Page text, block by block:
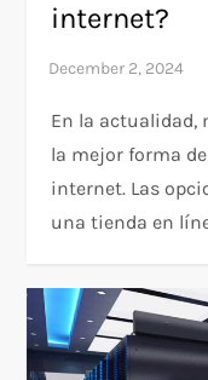
internet?
En la actualidad,
la mejor forma
internet. Las
una tienda en